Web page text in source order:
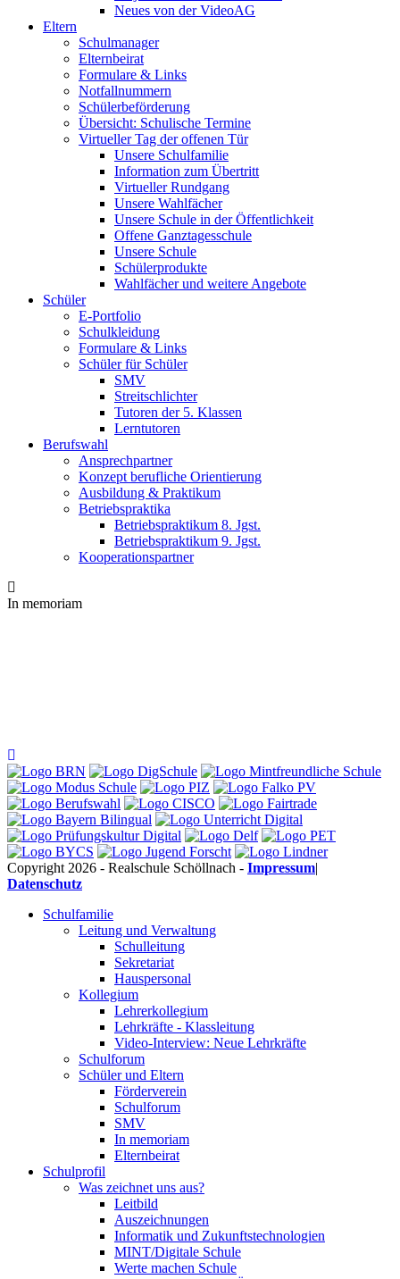
Neues von der VideoAG
Eltern
Schulmanager
Elternbeirat
Formulare & Links
Notfallnummern
Schülerbeförderung
Übersicht: Schulische Termine
Virtueller Tag der offenen Tür
Unsere Schulfamilie
Information zum Übertritt
Virtueller Rundgang
Unsere Wahlfächer
Unsere Schule in der Öffentlichkeit
Offene Ganztagesschule
Unsere Schule
Schülerprodukte
Wahlfächer und weitere Angebote
Schüler
E-Portfolio
Schulkleidung
Formulare & Links
Schüler für Schüler
SMV
Streitschlichter
Tutoren der 5. Klassen
Lerntutoren
Berufswahl
Ansprechpartner
Konzept berufliche Orientierung
Ausbildung & Praktikum
Betriebspraktika
Betriebspraktikum 8. Jgst.
Betriebspraktikum 9. Jgst.
Kooperationspartner
In memoriam
Copyright 2026 - Realschule Schöllnach - Impressum|
Datenschutz
Schulfamilie
Leitung und Verwaltung
Schulleitung
Sekretariat
Hauspersonal
Kollegium
Lehrerkollegium
Lehrkräfte - Klassleitung
Video-Interview: Neue Lehrkräfte
Schulforum
Schüler und Eltern
Förderverein
Schulforum
SMV
In memoriam
Elternbeirat
Schulprofil
Was zeichnet uns aus?
Leitbild
Auszeichnungen
Informatik und Zukunftstechnologien
MINT/Digitale Schule
Werte machen Schule